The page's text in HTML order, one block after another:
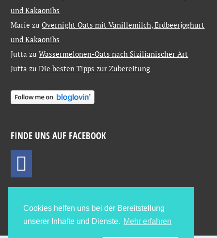
Cookies helfen uns bei der Bereitstellung
unserer Inhalte und Dienste. Mehr erfahren
und Kakaonibs
Marie zuOvernight Oats mit Vanillemilch, Erdbeerjoghurt
und Kakaonibs
Jutta zuWassermelonen-Oats nach Sizilianischer Art
Jutta zuDie besten Tipps zur Zubereitung
FINDE UNS AUF FACEBOOK